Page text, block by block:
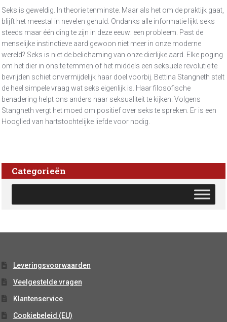
Seks is geweldig. In theorie tenminste. Maar als het om de praktijk gaat,
blijft het meestal in nevelen gehuld. Ondanks alle informatie lijkt seks
steeds maar één ding te zijn in deze eeuw: een probleem. Past de
menselijke instinctieve aard gewoon niet meer in onze moderne
wereld? Seks is niet de belichaming van onze dierlijke aard. Elke poging
om het dier in ons te temmen of het middels een seksuele revolutie te
bevrijden schiet onvermijdelijk haar doel voorbij. Bettina Stangneth stelt
de heel simpele vraag wat seks eigenlijk is. Haar filosofische
benadering helpt ons anders naar seksualiteit te kijken. Volgens
Stangneth vergt het moed om positief over seks te spreken. Er is een
Hooglied van hartstochtelijke liefde voor nodig.
Categorieën
Leveringsvoorwaarden
Veelgestelde vragen
Klantenservice
Cookiebeleid (EU)